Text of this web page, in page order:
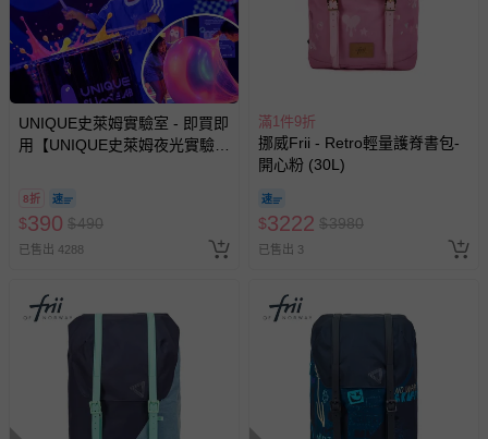
費用，可能會另需加收。
商品實際的配達日期，可於訂單個人資料內的查詢訂單內，
已出貨通知之訊息為主。
如您收到商品，請依正常流程檢查是否完好，若商品遇瑕疵
情形，您可申請更換新品或退貨，請見：
若您對於會員帳號、商品訂購與資訊、購物流程、付款方
式、折價券與購物金的使用、退貨及商品運送方式等有疑
問，你可詳見：
媽咪愛客服中心。
預購商品：預購為海外同步代購，遇缺貨即會通知媽咪並協
助取消退款事宜。
商品如因「價格、組合」等錯誤原因，導致無法安排出貨，
會主動以簡訊及mail通知訂單取消事宜，並將提供適當補
UNIQUE史萊姆實驗室 - 即買即
用【UNIQUE史萊姆夜光實驗室
人小孩均一價(3歲以上需購票))
8折
$390 $490
已售出 4288
滿1件9折
挪威Frii - Retro輕量護脊書包-
開心粉 (30L)
$3222 $3980
已售出 3